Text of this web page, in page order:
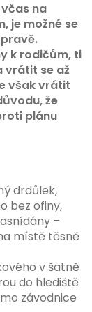
na
je možné se
k rodičům, ti
vrátit se až
však vrátit
že
plánu
drdůlek,
bez ofiny,
–
místě těsně
v šatně
do hlediště
závodnice